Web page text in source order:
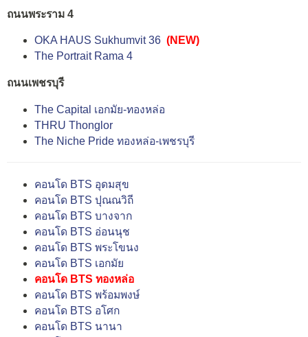
ถนนพระราม 4
OKA HAUS Sukhumvit 36 (NEW)
The Portrait Rama 4
ถนนเพชรบุรี
The Capital เอกมัย-ทองหล่อ
THRU Thonglor
The Niche Pride ทองหล่อ-เพชรบุรี
คอนโด BTS อุดมสุข
คอนโด BTS ปุณณวิถี
คอนโด BTS บางจาก
คอนโด BTS อ่อนนุช
คอนโด BTS พระโขนง
คอนโด BTS เอกมัย
คอนโด BTS ทองหล่อ
คอนโด BTS พร้อมพงษ์
คอนโด BTS อโศก
คอนโด BTS นานา